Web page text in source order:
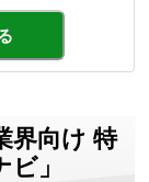
界向け 特
」